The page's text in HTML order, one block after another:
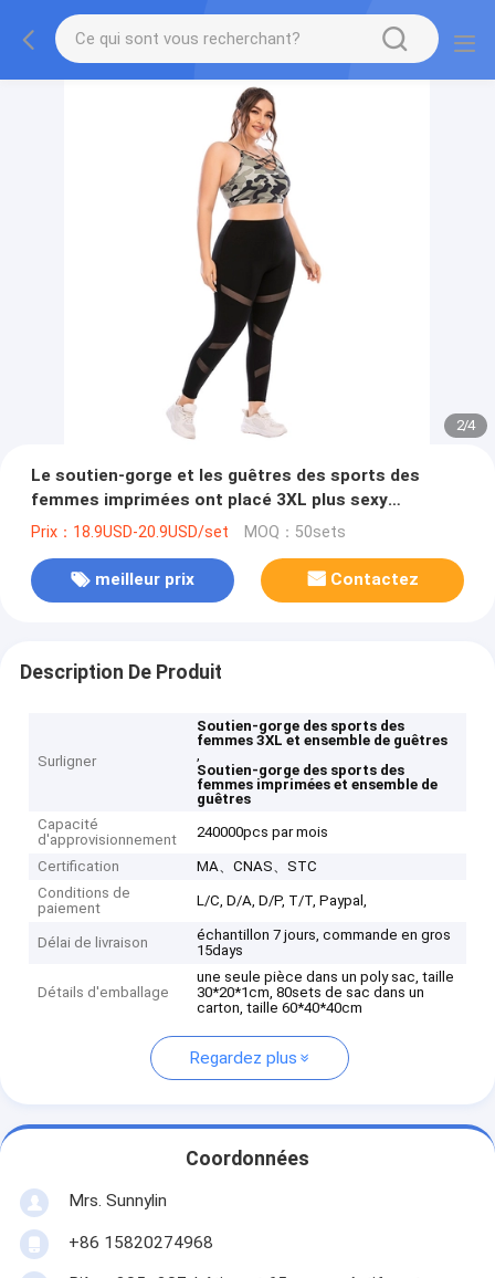
2/4
Le soutien-gorge et les guêtres des sports des
femmes imprimées ont placé 3XL plus sexy
respirable de taille
Prix：18.9USD-20.9USD/set MOQ：50sets
meilleur prix Contactez
Description De Produit
Surligner
Soutien-gorge des sports des
femmes 3XL et ensemble de guêtres
,
Soutien-gorge des sports des
femmes imprimées et ensemble de
guêtres
Capacité
d'approvisionnement
240000pcs par mois
Certification
MA、CNAS、STC
Conditions de
paiement
L/C, D/A, D/P, T/T, Paypal,
Délai de livraison
échantillon 7 jours, commande en gros
15days
Détails d'emballage
une seule pièce dans un poly sac, taille
30*20*1cm, 80sets de sac dans un
carton, taille 60*40*40cm
Regardez plus
Coordonnées
Mrs. Sunnylin
+86 15820274968